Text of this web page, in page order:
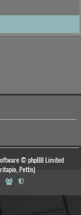
© phpBB Limited
Pettis)